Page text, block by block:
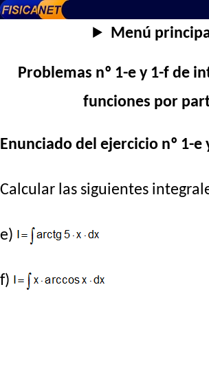
Menú
Problemas nº 1-e y 1-f de
funciones por
Enunciado del ejercicio nº 1-e
Calcular las siguientes
e)
f)